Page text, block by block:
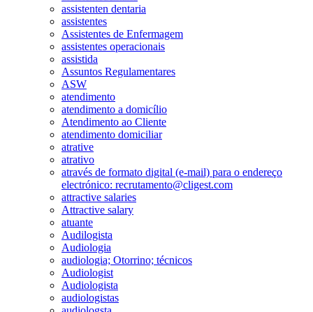
assistenten dentaria
assistentes
Assistentes de Enfermagem
assistentes operacionais
assistida
Assuntos Regulamentares
ASW
atendimento
atendimento a domicílio
Atendimento ao Cliente
atendimento domiciliar
atrative
atrativo
através de formato digital (e-mail) para o endereço
electrónico: recrutamento@cligest.com
attractive salaries
Attractive salary
atuante
Audilogista
Audiologia
audiologia; Otorrino; técnicos
Audiologist
Audiologista
audiologistas